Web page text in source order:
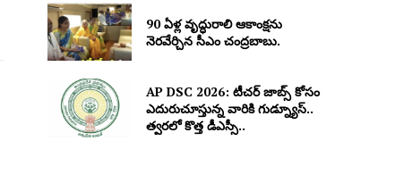
90 ఏళ్ల వృద్ధురాలి ఆకాంక్షను
నెరవేర్చిన సీఎం చంద్రబాబు.
AP DSC 2026: టీచర్ జాబ్స్ కోసం
ఎదురుచూస్తున్న వారికి గుడ్న్యూస్..
త్వరలో కొత్త డీఎస్సీ..